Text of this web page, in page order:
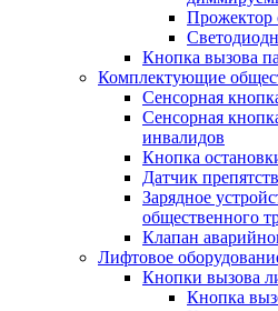
Прожектор
Кнопка вызова
Комплектующие
Сенсорная
Сенсорная
инвалидов
Кнопка
Датчик
Зарядное
общественного
Клапан
Лифтовое
Кнопки вызова
Кнопка